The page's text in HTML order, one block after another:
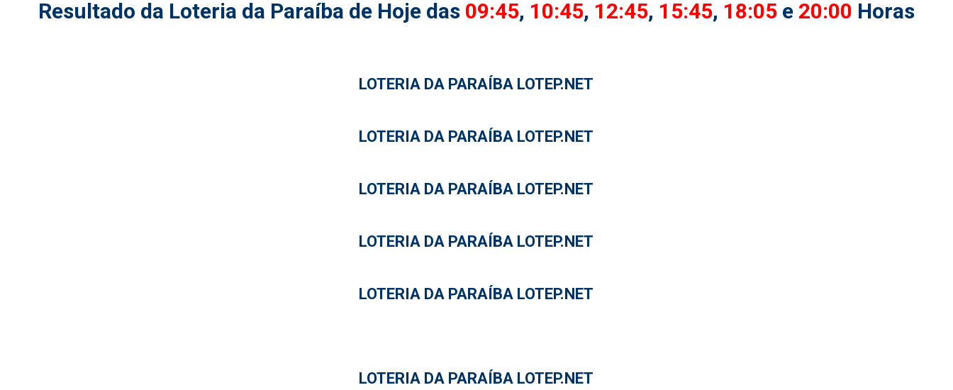
Resultado da Loteria da Paraíba de Hoje das 09:45, 10:45, 12:45, 15:45, 18:05 e20:00 Horas
LOTERIA DA PARAÍBA LOTEP.NET
LOTERIA DA PARAÍBA LOTEP.NET
LOTERIA DA PARAÍBA LOTEP.NET
LOTERIA DA PARAÍBA LOTEP.NET
LOTERIA DA PARAÍBA LOTEP.NET
LOTERIA DA PARAÍBA LOTEP.NET